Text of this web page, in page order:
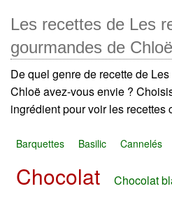
Les recettes de Les
gourmandes de Chloë
De quel genre de recette de
Chloë avez-vous envie ?
ingrédient pour voir les recettes
Barquettes Basilic Cannelés
Chocolat Chocolat